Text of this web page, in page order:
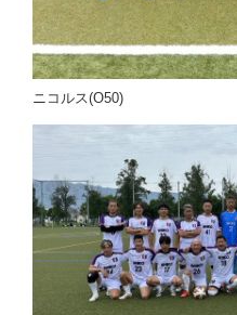
ニコルス(O50)